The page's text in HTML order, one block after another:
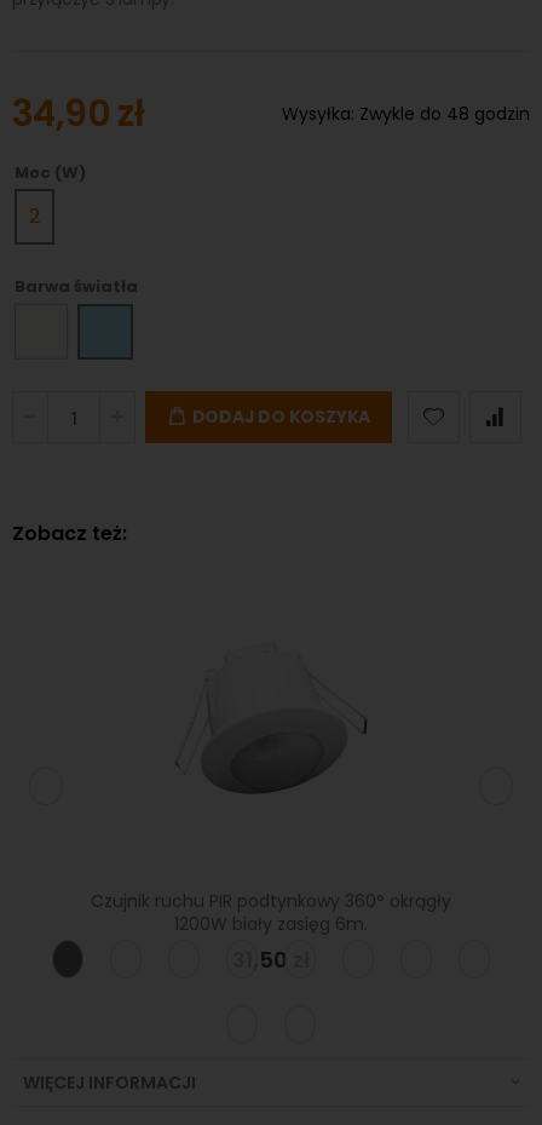
34,90 zł Wysyłka: Zwykle do 48 godzin
Moc (W)
2
Barwa światła
DODAJ DO KOSZYKA
Zobacz też:
Czujnik ruchu PIR podtynkowy 360° okrągły
1200W biały zasięg 6m.
31,50 zł
WIĘCEJ INFORMACJI